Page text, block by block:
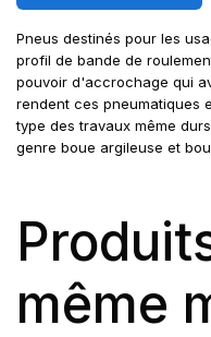
Pneus destinés pour les
profil de bande de
pouvoir d'accrochage qui
rendent ces pneumatiques
type des travaux même
genre boue argileuse et
même